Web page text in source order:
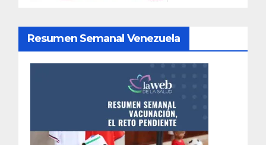
Resumen Semanal Venezuela